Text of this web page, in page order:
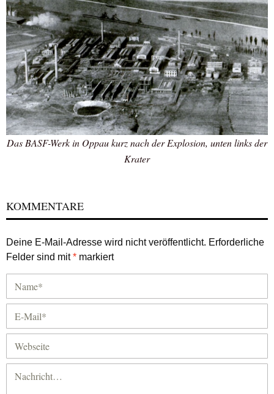
Das BASF-Werk in Oppau kurz nach der Explosion, unten links der
Krater
KOMMENTARE
Deine E-Mail-Adresse wird nicht veröffentlicht. Erforderliche
Felder sind mit* markiert